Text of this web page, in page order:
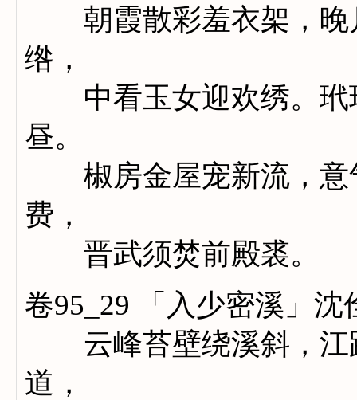
朝霞散彩羞衣架，晚
绺，
中看玉女迎欢绣。玳
昼。
椒房金屋宠新流，意
费，
晋武须焚前殿裘。
卷95_29 「入少密溪」沈
云峰苔壁绕溪斜，江
道，